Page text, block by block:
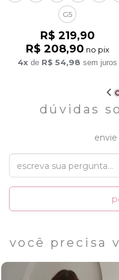
G5
R$ 219,90
R$ 208,90 no pix
4x de R$ 54,98 sem juros
dúvidas
você precisa